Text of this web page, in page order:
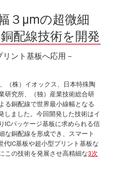
３μmの超微細
配線技術を開発
ント基板へ応用－
（株）イオックス、日本特殊陶
研究所、（独）産業技術総合研
る銅配線で世界最小線幅となる
しました。今回開発した技術はイ
ICパッケージ基板に求められる信
な銅配線を形成でき、スマート
代IC基板や超小型プリント基板な
この技術を発展させ高精細な3次